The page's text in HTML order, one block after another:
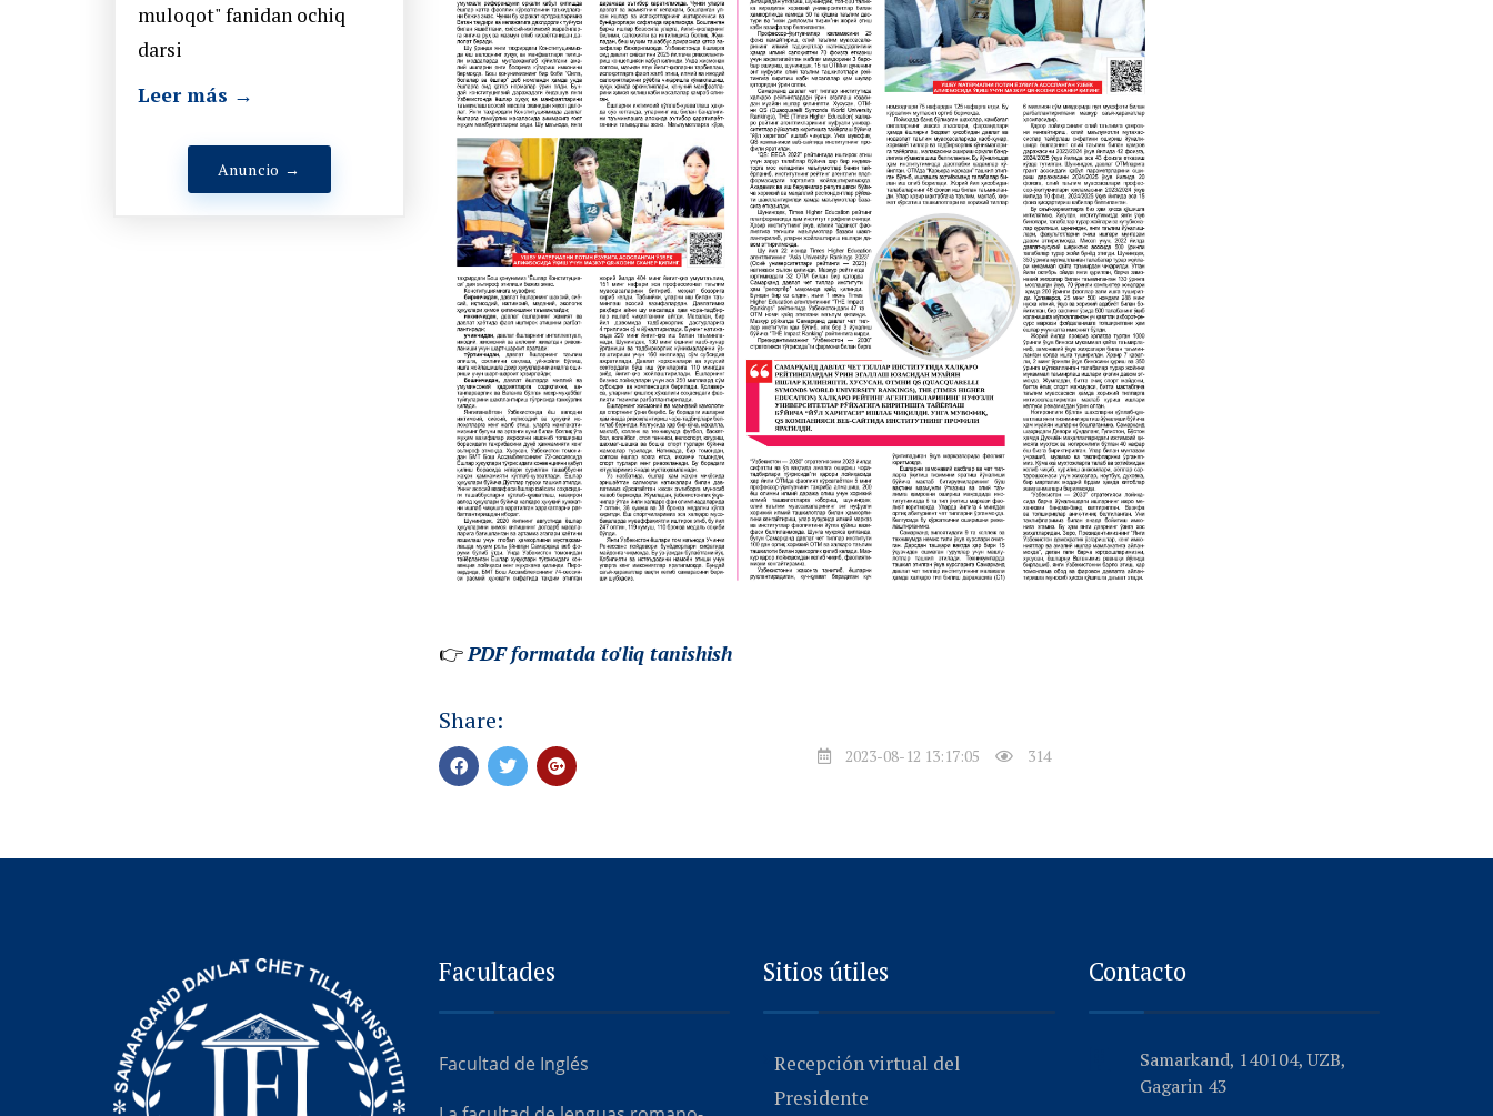
👉PDF formatda to'liq tanishish
Share:
2023-08-12 13:17:05 314
muloqot" fanidan ochiq
darsi
Leer más →
Anuncio →
Facultades
Facultad de Inglés
Sitios útiles
Recepción virtual del
Presidente
Contacto
Samarkand, 140104, UZB,
Gagarin 43